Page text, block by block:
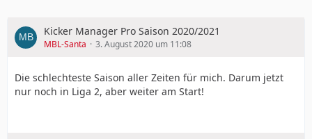
Kicker Manager Pro Saison 2020/2021
MBL-Santa 3. August 2020 um 11:08
Die schlechteste Saison aller Zeiten für mich. Darum jetzt
nur noch in Liga 2, aber weiter am Start!